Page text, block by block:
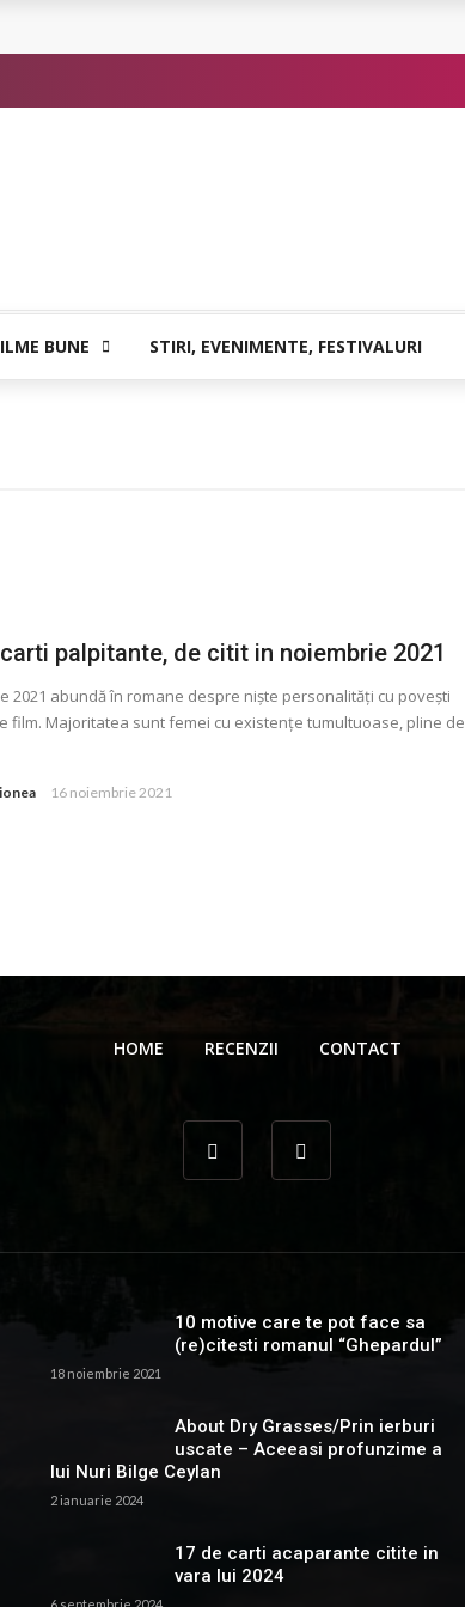
BUNE STIRI, EVENIMENTE, FESTIVALURI
palpitante, de citit in noiembrie 2021
2021 abundă în romane despre niște personalităţi cu povești
film. Majoritatea sunt femei cu existenţe tumultuoase, pline de
16 noiembrie 2021
HOME RECENZII CONTACT
10 motive care te pot face sa
(re)citesti romanul “Ghepardul”
18 noiembrie 2021
About Dry Grasses/Prin ierburi
uscate – Aceeasi profunzime a
lui Nuri Bilge Ceylan
2 ianuarie 2024
17 de carti acaparante citite in
vara lui 2024